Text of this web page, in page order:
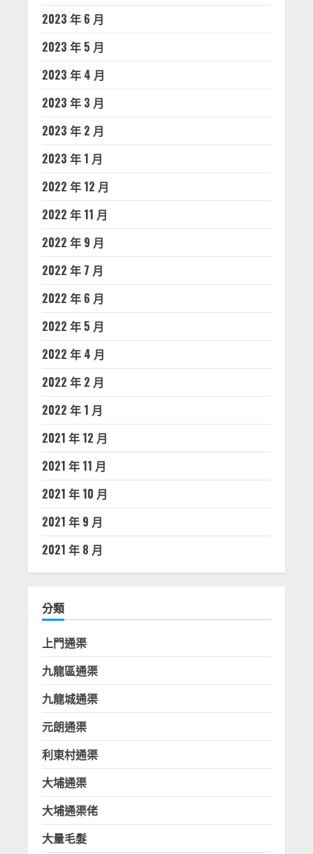
2023 年 6 月
2023 年 5 月
2023 年 4 月
2023 年 3 月
2023 年 2 月
2023 年 1 月
2022 年 12 月
2022 年 11 月
2022 年 9 月
2022 年 7 月
2022 年 6 月
2022 年 5 月
2022 年 4 月
2022 年 2 月
2022 年 1 月
2021 年 12 月
2021 年 11 月
2021 年 10 月
2021 年 9 月
2021 年 8 月
分類
上門通渠
九龍區通渠
九龍城通渠
元朗通渠
利東村通渠
大埔通渠
大埔通渠佬
大量毛髮